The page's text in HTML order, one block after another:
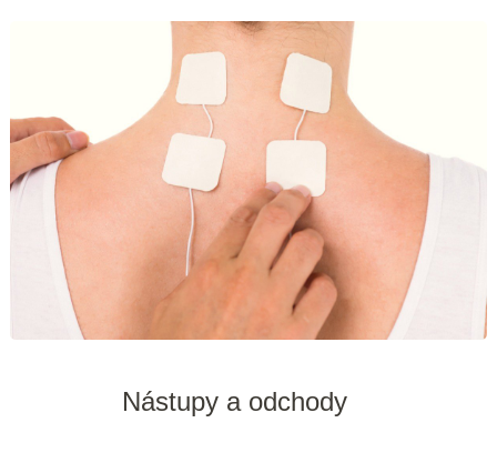
Nástupy a odchody